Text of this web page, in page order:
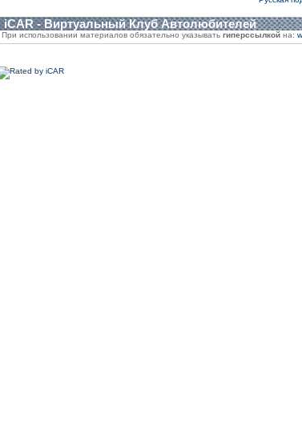
iCAR - Виртуальный Клуб Автолюбителей
При использовании материалов обязательно указывать гиперссылкой на: